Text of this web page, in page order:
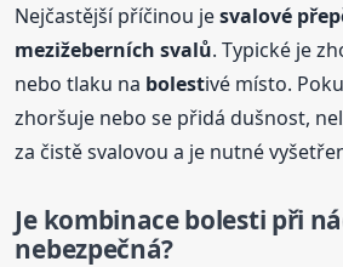
Nejčastější příčinou jesvalové
mezižeberních svalů. Typické je
nebo tlaku na bolestivé místo.
zhoršuje nebo se přidá dušnost,
za čistě svalovou a je nutné
Je kombinacebolesti při
nebezpečná?